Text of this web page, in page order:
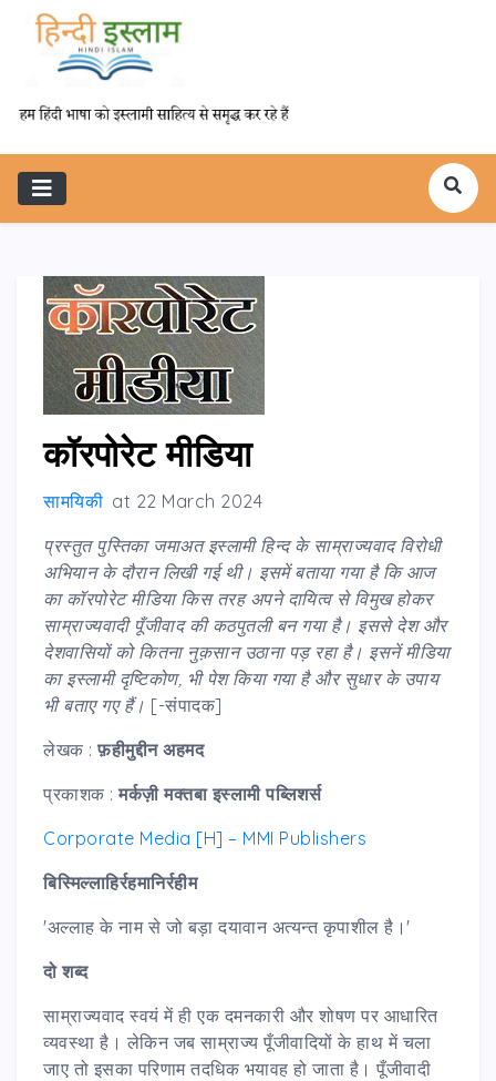
कॉरपोरेट मीडिया
सामयिकी at 22 March 2024
प्रस्तुत पुस्तिका जमाअत इस्लामी हिन्द के साम्राज्यवाद विरोधी
अभियान के दौरान लिखी गई थी। इसमें बताया गया है कि आज
का कॉरपोरेट मीडिया किस तरह अपने दायित्व से विमुख होकर
साम्राज्यवादी पूँजीवाद की कठपुतली बन गया है। इससे देश और
देशवासियों को कितना नुक़सान उठाना पड़ रहा है। इसनें मीडिया
का इस्लामी दृष्टिकोण, भी पेश किया गया है और सुधार के उपाय
भी बताए गए हैं। [-संपादक]
लेखक :फ़हीमुद्दीन अहमद
प्रकाशक :मर्कज़ी मक्तबा इस्लामी पब्लिशर्स
Corporate Media [H] – MMI Publishers
बिस्मिल्लाहिर्रहमानिर्रहीम
'अल्लाह के नाम से जो बड़ा दयावान अत्यन्त कृपाशील है।'
दो शब्द
साम्राज्यवाद स्वयं में ही एक दमनकारी और शोषण पर आधारित
व्यवस्था है। लेकिन जब साम्राज्य पूँजीवादियों के हाथ में चला
जाए तो इसका परिणाम तदधिक भयावह हो जाता है। पूँजीवादी